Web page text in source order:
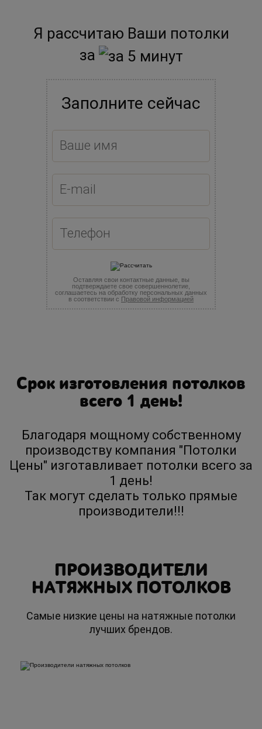
Я рассчитаю Ваши потолки
за
Заполните сейчас
Оставляя свои контактные данные, вы
подтверждаете свое совершеннолетие,
соглашаетесь на обработку персональных данных
в соответствии с Правовой информацией
Срок изготовления потолков
всего 1 день!
Благодаря мощному собственному
производству компания "Потолки
Цены" изготавливает потолки всего за
1 день!
Так могут сделать только прямые
производители!!!
ПРОИЗВОДИТЕЛИ
НАТЯЖНЫХ ПОТОЛКОВ
Самые низкие цены на натяжные потолки
лучших брендов.